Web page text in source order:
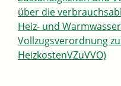
über die
Heiz- und
Vollzugsverordnung
HeizkostenVZuVVO)